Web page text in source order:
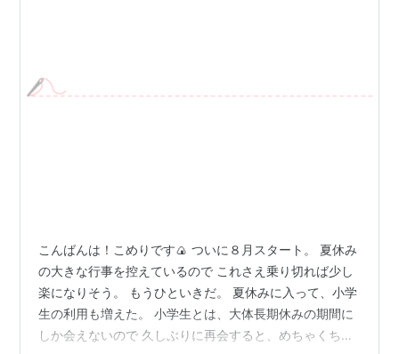
こんばんは！こめりです🍙 ついに８月スタート。 夏休み
の大きな行事を控えているので これさえ乗り切れば少し
楽になりそう。 もうひといきだ。 夏休みに入って、小学
生の利用も増えた。 小学生とは、大体長期休みの期間に
しか会えないので 久しぶりに再会すると、めちゃくちゃ